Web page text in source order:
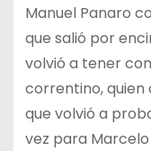
Manuel Panaro
que salió por
volvió a tener
correntino, quien
que volvió a
vez para